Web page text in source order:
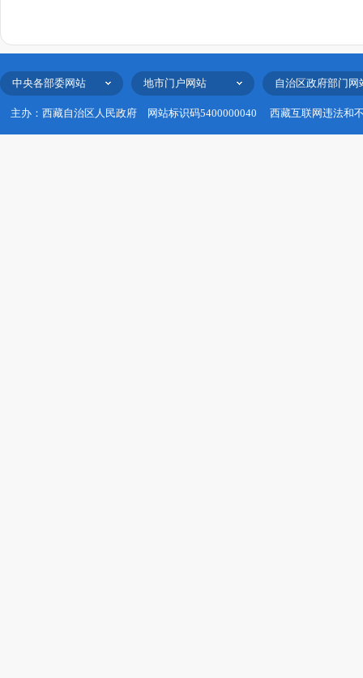
中央各部委网站 地市门户网站 自治区政府部门网
主办：西藏自治区人民政府 网站标识码5400000040 西藏互联网违法和